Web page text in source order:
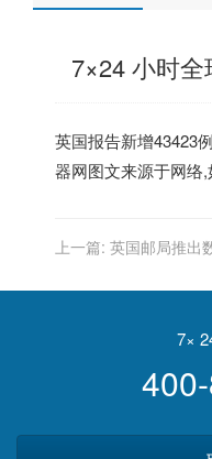
7×24 小时
英国报告新增43423
器网图文来源于网络
上一篇: 英国邮局推出
7×